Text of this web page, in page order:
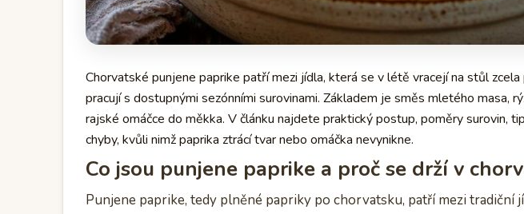
Chorvatské punjene paprike patří mezi jídla, která se v létě vracejí na stůl
pracují s dostupnými sezónními surovinami. Základem je směs mletého masa,
rajské omáčce do měkka. V článku najdete praktický postup, poměry surovin,
chyby, kvůli nimž paprika ztrácí tvar nebo omáčka nevynikne.
Co jsou punjene paprike a proč se drží v
Punjene paprike, tedy plněné papriky po chorvatsku, patří mezi tradiční